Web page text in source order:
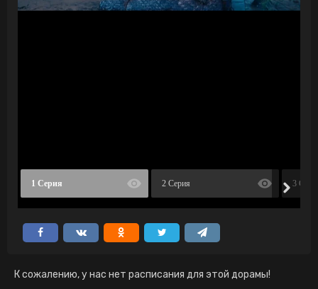
1 Серия 2 Серия 3
К сожалению, у нас нет расписания для этой дорамы!